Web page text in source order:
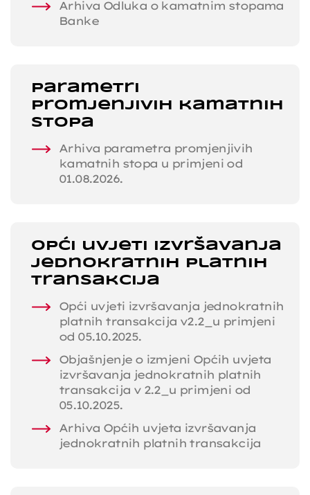
Arhiva Odluka o kamatnim stopama
Banke
Parametri
promjenjivih kamatnih
stopa
Arhiva parametra promjenjivih
kamatnih stopa u primjeni od
01.08.2026.
Opći uvjeti izvršavanja
jednokratnih platnih
transakcija
Opći uvjeti izvršavanja jednokratnih
platnih transakcija v2.2_u primjeni
od 05.10.2025.
Objašnjenje o izmjeni Općih uvjeta
izvršavanja jednokratnih platnih
transakcija v 2.2_u primjeni od
05.10.2025.
Arhiva Općih uvjeta izvršavanja
jednokratnih platnih transakcija